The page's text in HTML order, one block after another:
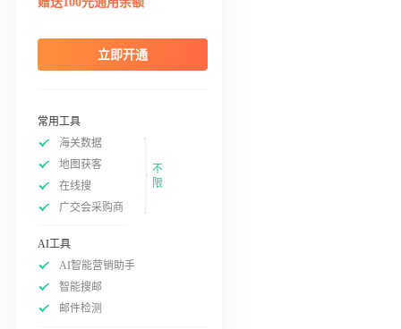
立即开通
常用工具
海关数据
地图获客
在线搜
广交会采购商
不
限
AI工具
AI智能营销助手
智能搜邮
邮件检测